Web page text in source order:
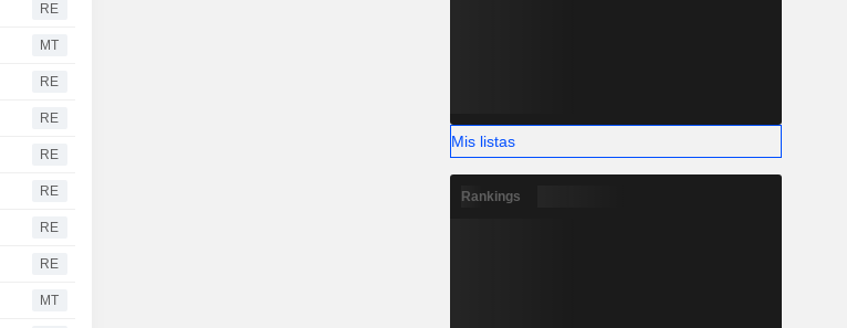
RE
MT
RE
RE
RE
RE
RE
RE
MT
Mis listas
Rankings